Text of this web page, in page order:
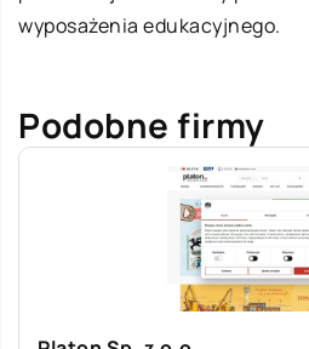
wyposażenia edukacyjnego.
Podobne firmy